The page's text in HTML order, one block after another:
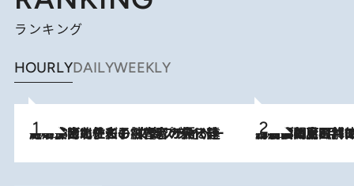
ランキング
HOURLYDAILYWEEKLY
2026.8.3
《「文士の子ども被害者の会」発足！》阿川佐和子（72）が語る遠藤周作に北杜夫、劇作家・矢代静一の子どもたちの“文豪プライベート事件簿” 2026.8.8
「最後に見られてよかった」上野動物園の東園パンダ舎が解体前に特別公開。8月16日まで延長されたパネル展と共に辿る“半世紀”のパンダ飼育《解体工事の図面あり》